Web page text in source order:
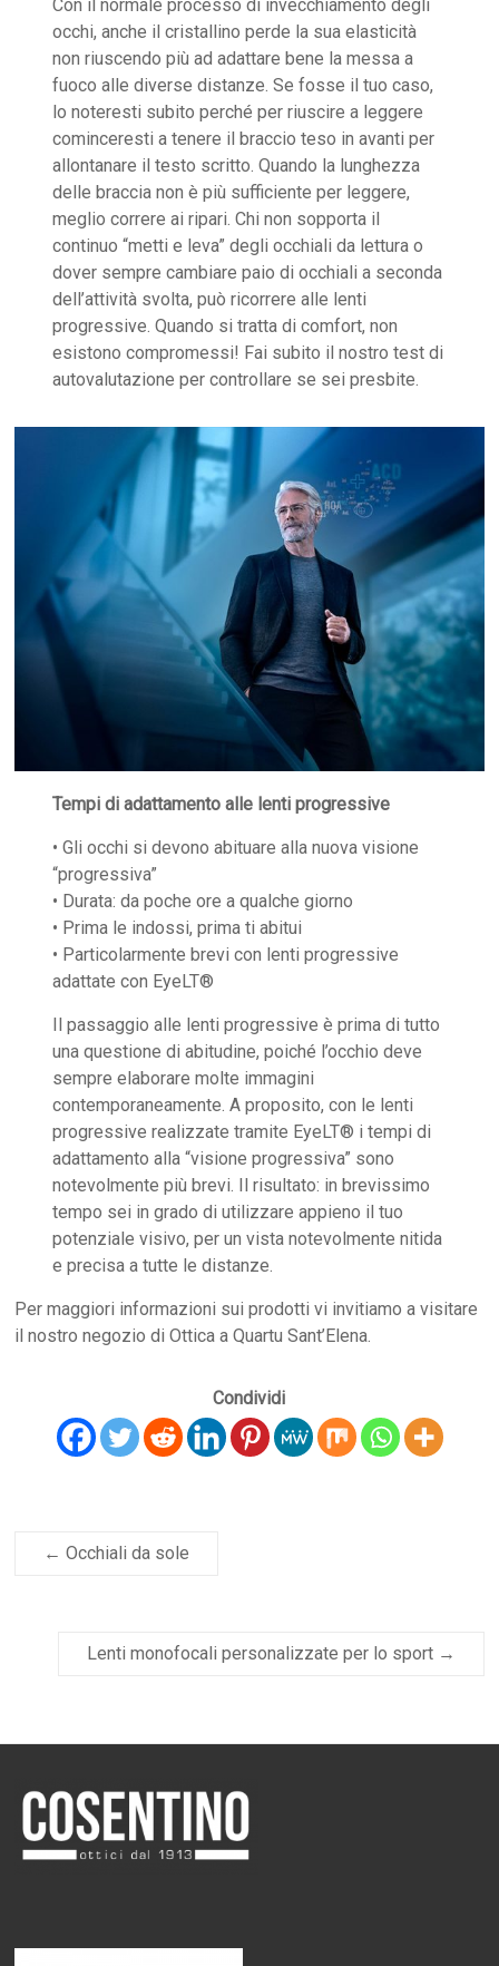
Con il normale processo di invecchiamento degli
occhi, anche il cristallino perde la sua elasticità
non riuscendo più ad adattare bene la messa a
fuoco alle diverse distanze. Se fosse il tuo caso,
lo noteresti subito perché per riuscire a leggere
cominceresti a tenere il braccio teso in avanti per
allontanare il testo scritto. Quando la lunghezza
delle braccia non è più sufficiente per leggere,
meglio correre ai ripari. Chi non sopporta il
continuo “metti e leva” degli occhiali da lettura o
dover sempre cambiare paio di occhiali a seconda
dell’attività svolta, può ricorrere alle lenti
progressive. Quando si tratta di comfort, non
esistono compromessi! Fai subito il nostro test di
autovalutazione per controllare se sei presbite.
Tempi di adattamento alle lenti progressive
• Gli occhi si devono abituare alla nuova visione
“progressiva”
• Durata: da poche ore a qualche giorno
• Prima le indossi, prima ti abitui
• Particolarmente brevi con lenti progressive
adattate con EyeLT®
Il passaggio alle lenti progressive è prima di tutto
una questione di abitudine, poiché l’occhio deve
sempre elaborare molte immagini
contemporaneamente. A proposito, con le lenti
progressive realizzate tramite EyeLT® i tempi di
adattamento alla “visione progressiva” sono
notevolmente più brevi. Il risultato: in brevissimo
tempo sei in grado di utilizzare appieno il tuo
potenziale visivo, per un vista notevolmente nitida
e precisa a tutte le distanze.
Per maggiori informazioni sui prodotti vi invitiamo a visitare
il nostro negozio di Ottica a Quartu Sant’Elena.
Condividi
← Occhiali da sole
Lenti monofocali personalizzate per lo sport →